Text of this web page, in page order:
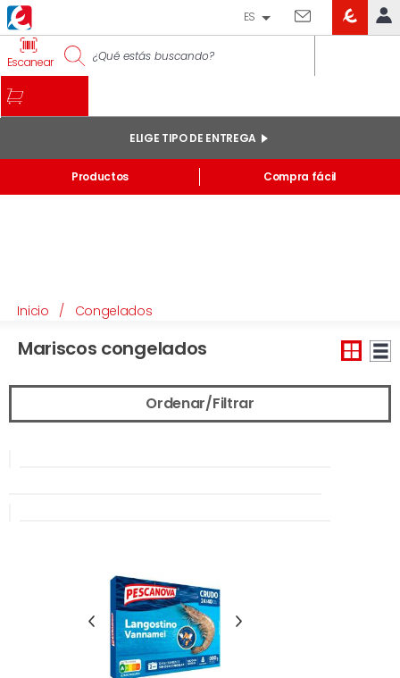
IDENTIFÍCATE
Pedidos online
Mis productos comprados en tienda y online
ES
Escanear
Productos
ELIGE TIPO DE ENTREGA
Compra fácil
Inicio / Congelados
Mariscos congelados
Ordenar/Filtrar